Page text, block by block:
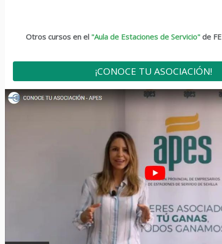
Otros cursos en el "Aula de Estaciones de Servicio" de
¡CONOCE TU ASOCIACIÓN!